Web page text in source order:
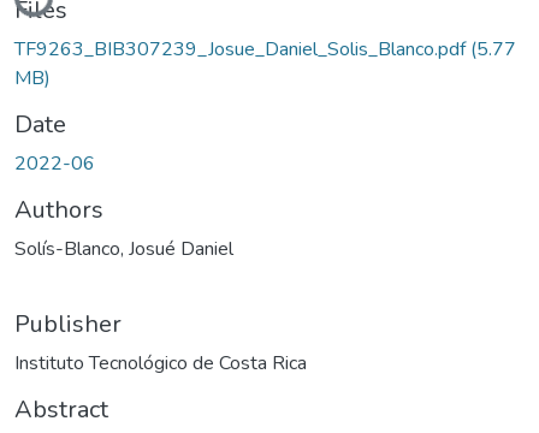
Loading...
Files
TF9263_BIB307239_Josue_Daniel_Solis_Blanco.pdf(5.77
MB)
Date
2022-06
Authors
Solís-Blanco, Josué Daniel
Publisher
Instituto Tecnológico de Costa Rica
Abstract